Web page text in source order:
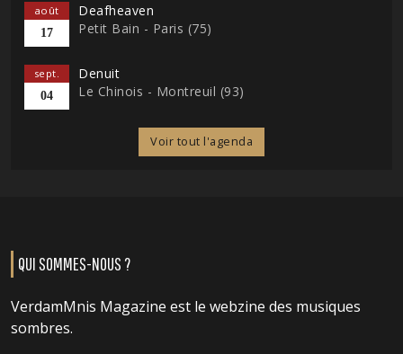
août
17
Deafheaven
Petit Bain - Paris (75)
sept.
04
Denuit
Le Chinois - Montreuil (93)
Voir tout l'agenda
QUI SOMMES-NOUS ?
VerdamMnis Magazine est le webzine des musiques
sombres.